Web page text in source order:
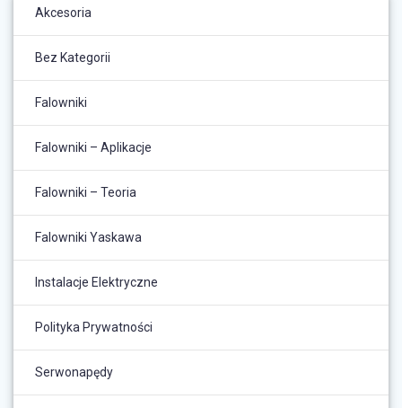
Akcesoria
Bez Kategorii
Falowniki
Falowniki – Aplikacje
Falowniki – Teoria
Falowniki Yaskawa
Instalacje Elektryczne
Polityka Prywatności
Serwonapędy